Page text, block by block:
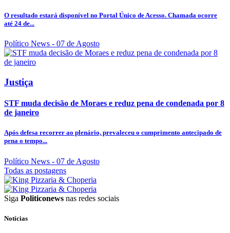
O resultado estará disponível no Portal Único de Acesso. Chamada ocorre
até 24 de...
Político News - 07 de Agosto
Justiça
STF muda decisão de Moraes e reduz pena de condenada por 8
de janeiro
Após defesa recorrer ao plenário, prevaleceu o cumprimento antecipado de
pena o tempo...
Político News - 07 de Agosto
Todas as postagens
Siga Politiconews nas redes sociais
Notícias